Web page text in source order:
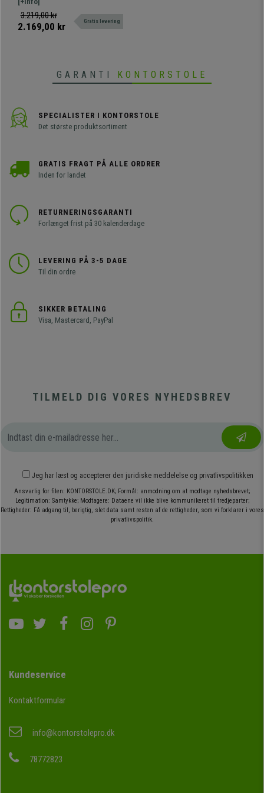
model til professionel brug på
grund af dens høje robusthed og
3.219,00 kr
2.169,00 kr Gratis levering
GARANTI KONTORSTOLE
SPECIALISTER I KONTORSTOLE
Det største produktsortiment
GRATIS FRAGT PÅ ALLE ORDRER
Inden for landet
RETURNERINGSGARANTI
Forlænget frist på 30 kalenderdage
LEVERING PÅ 3-5 DAGE
Til din ordre
SIKKER BETALING
Visa, Mastercard, PayPal
TILMELD DIG VORES NYHEDSBREV
Jeg har læst og accepterer den juridiske meddelelse og privatlivspolitikken
Ansvarlig for filen: KONTORSTOLE.DK; Formål: anmodning om at modtage nyhedsbrevet;
Legitimation: Samtykke; Modtagere: Dataene vil ikke blive kommunikeret til tredjeparter;
Rettigheder: Få adgang til, berigtig, slet data samt resten af de rettigheder, som vi forklarer i vores
privatlivspolitik.
Kundeservice
Kontaktformular
info@kontorstolepro.dk
78772823